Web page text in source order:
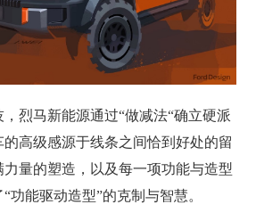
烈马新能源通过“做减法“确立硬派
高级感源于线条之间恰到好处的留
量的塑造，以及每一项功能与造型
功能驱动造型”的克制与智慧。